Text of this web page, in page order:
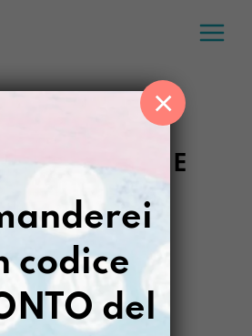
NASCERE
> LASCIAMO NASCERE
FILTRI
codice
del
×